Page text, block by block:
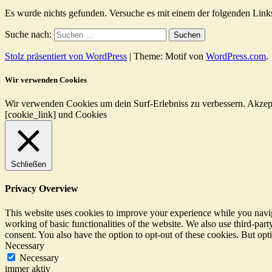
Es wurde nichts gefunden. Versuche es mit einem der folgenden
Suche nach:
Stolz präsentiert von WordPress | Theme: Motif von WordPress.com.
Wir verwenden Cookies
Wir verwenden Cookies um dein Surf-Erlebniss zu verbessern.
[cookie_link] und Cookies
Schließen
Privacy Overview
This website uses cookies to improve your experience while you
working of basic functionalities of the website. We also use third-
consent. You also have the option to opt-out of these cookies. But
Necessary
Necessary
immer aktiv